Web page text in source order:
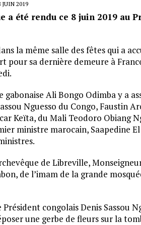
JUIN 2019
a été rendu ce 8 juin 2019 au
la même salle des fêtes qui a
pour sa dernière demeure à
Ali Bongo Odimba y a
Nguesso du Congo, Faustin
Keïta, du Mali Teodoro Obiang
ministre marocain, Saapedine
de Libreville,
de l’imam de la grande
congolais Denis Sassou
une gerbe de fleurs sur la